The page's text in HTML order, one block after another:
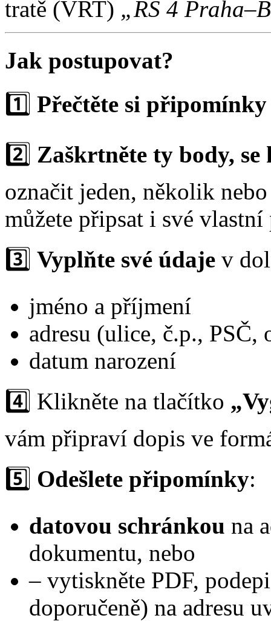
tratě (VRT) „RS 4
Jak postupovat?
1️⃣ Přečtěte si připomínky
2️⃣ Zaškrtněte ty body,
označit jeden, několik
můžete připsat i své
3️⃣ Vyplňte své údaje v
jméno a příjmení
adresu (ulice, č.p., PSČ,
datum narození
4️⃣ Klikněte na tlačítko
vám připraví dopis ve
5️⃣ Odešlete připomínky:
datovou schránkou na
dokumentu, nebo
– vytiskněte PDF,
doporučeně) na adresu